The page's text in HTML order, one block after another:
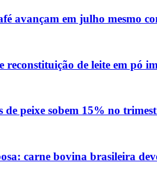
avançam em julho mesmo
reconstituição de leite em pó
de peixe sobem 15% no
carne bovina brasileira